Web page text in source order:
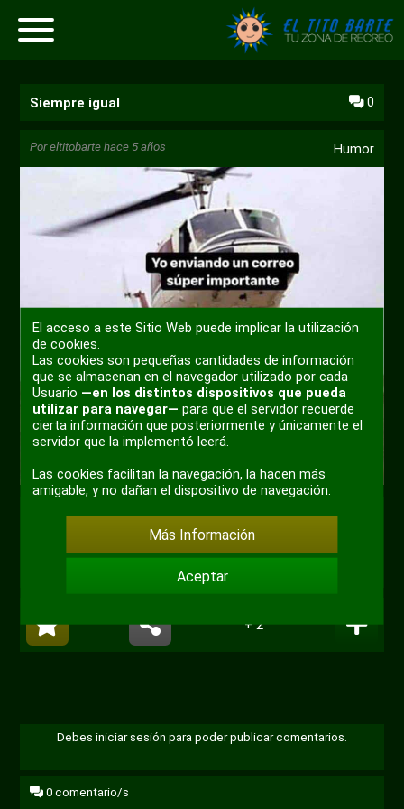
Siempre igual 0
Poreltitobarte hace 5 años Humor
#correo #adjunto
#helicoptero
+ 2
Debes iniciar sesión para poder publicar comentarios.
0 comentario/s
El acceso a este Sitio Web puede implicar la utilización
de cookies.
Las cookies son pequeñas cantidades de información
que se almacenan en el navegador utilizado por cada
Usuario —en los distintos dispositivos que pueda
utilizar para navegar— para que el servidor recuerde
cierta información que posteriormente y únicamente el
servidor que la implementó leerá.
Las cookies facilitan la navegación, la hacen más
amigable, y no dañan el dispositivo de navegación.
Más Información
Aceptar